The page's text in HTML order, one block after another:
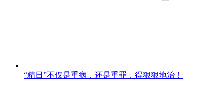
“精日”不仅是重病，还是重罪，得狠狠地治！